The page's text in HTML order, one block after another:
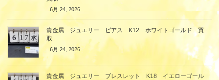
6月 24, 2026
貴金属 ジュエリー ピアス K12 ホワイトゴールド 買
取
6月 24, 2026
貴金属 ジュエリー ブレスレット K18 イエローゴール